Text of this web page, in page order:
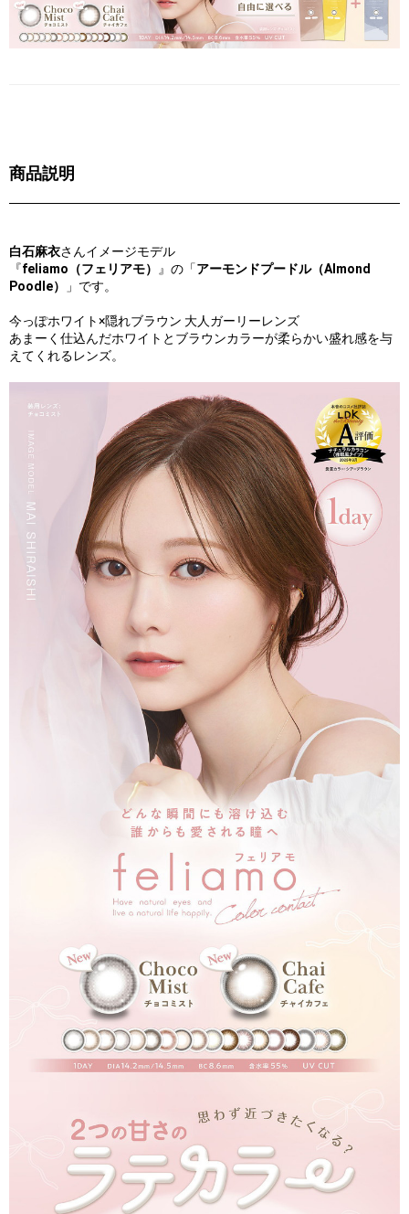
商品説明
白石麻衣さんイメージモデル
『feliamo（フェリアモ） 』の「アーモンドプードル（Almond
Poodle）
」です。
今っぽホワイト×隠れブラウン 大人ガーリーレンズ
あまーく仕込んだホワイトとブラウンカラーが柔らかい盛れ感を与
えてくれるレンズ。